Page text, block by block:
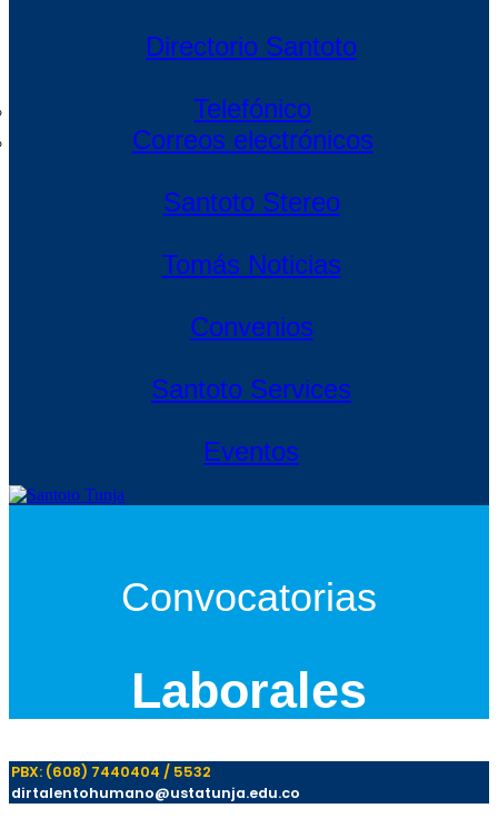
Directorio Santoto
Telefónico
Correos electrónicos
Santoto Stereo
Tomás Noticias
Convenios
Santoto Services
Eventos
Convocatorias
Laborales
PBX: (608) 7440404 / 5532
dirtalentohumano@ustatunja.edu.co